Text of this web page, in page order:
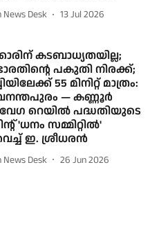
News Desk 13 Jul 2026
കടബാധ്യതയില്ല;
പകുതി നിരക്ക്;
55 മിനിറ്റ് മാത്രം:
— കണ്ണൂർ
റെയിൽ പദ്ധതിയുടെ
'ധനം സമ്മിറ്റിൽ'
ഇ. ശ്രീധരൻ
News Desk 26 Jun 2026